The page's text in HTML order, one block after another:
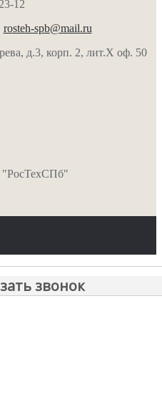
12
rosteh-spb@mail.ru
д.3, корп. 2, лит.Х оф. 50
"РосТехСПб"
звонок